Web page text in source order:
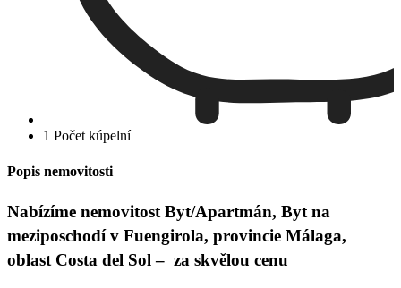
1 Počet kúpelní
Popis nemovitosti
Nabízíme nemovitost Byt/Apartmán, Byt na
meziposchodí v Fuengirola, provincie Málaga,
oblast Costa del Sol – za skvělou cenu